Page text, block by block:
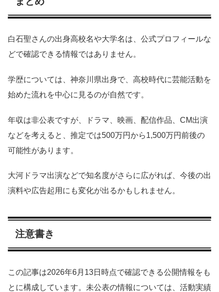
白石聖さんの出身高校名や大学名は、公式プロフィールな
どで確認できる情報ではありません。
学歴については、神奈川県出身で、高校時代に芸能活動を
始めた流れを中心に見るのが自然です。
年収は非公表ですが、ドラマ、映画、配信作品、CM出演
などを考えると、推定では500万円から1,500万円前後の
可能性があります。
大河ドラマ出演などで知名度がさらに広がれば、今後の出
演料や広告起用にも変化が出るかもしれません。
注意書き
この記事は2026年6月13日時点で確認できる公開情報をも
とに構成しています。未公表の情報については、活動実績